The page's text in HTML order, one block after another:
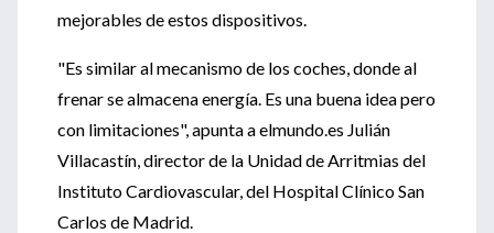
mejorables de estos dispositivos.
"Es similar al mecanismo de los coches, donde al
frenar se almacena energía. Es una buena idea pero
con limitaciones", apunta a elmundo.es Julián
Villacastín, director de la Unidad de Arritmias del
Instituto Cardiovascular, del Hospital Clínico San
Carlos de Madrid.